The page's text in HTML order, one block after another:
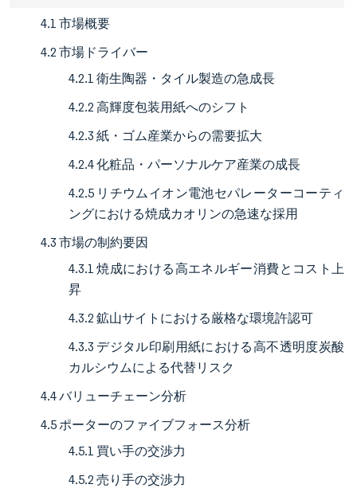
4.1 市場概要
4.2 市場ドライバー
4.2.1 衛生陶器・タイル製造の急成長
4.2.2 高輝度包装用紙へのシフト
4.2.3 紙・ゴム産業からの需要拡大
4.2.4 化粧品・パーソナルケア産業の成長
4.2.5 リチウムイオン電池セパレーターコーティ
ングにおける焼成カオリンの急速な採用
4.3 市場の制約要因
4.3.1 焼成における高エネルギー消費とコスト上
昇
4.3.2 鉱山サイトにおける厳格な環境許認可
4.3.3 デジタル印刷用紙における高不透明度炭酸
カルシウムによる代替リスク
4.4 バリューチェーン分析
4.5 ポーターのファイブフォース分析
4.5.1 買い手の交渉力
4.5.2 売り手の交渉力